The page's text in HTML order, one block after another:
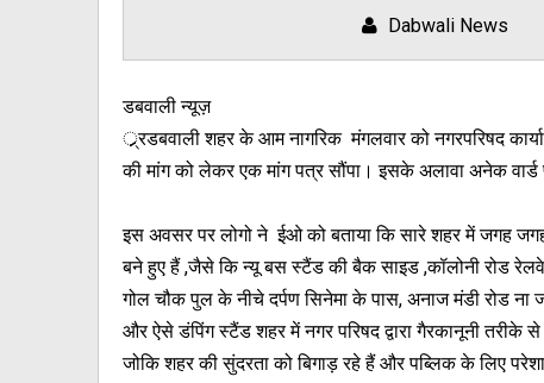
Dabwali News
डबवाली न्यूज़
्र्र्रडबवाली शहर के आम नागरिक मंगलवार को नगरपरिषद
की मांग को लेकर एक मांग पत्र सौंपा। इसके अलावा अनेक वार्ड
इस अवसर पर लोगो ने ईओ को बताया कि सारे शहर में जगह
बने हुए हैं ,जैसे कि न्यू बस स्टैंड की बैक साइड ,कॉलोनी रोड
गोल चौक पुल के नीचे दर्पण सिनेमा के पास, अनाज मंडी रोड ना
और ऐसे डंपिंग स्टैंड शहर में नगर परिषद द्वारा गैरकानूनी तरीके से
जोकि शहर की सुंदरता को बिगाड़ रहे हैं और पब्लिक के लिए